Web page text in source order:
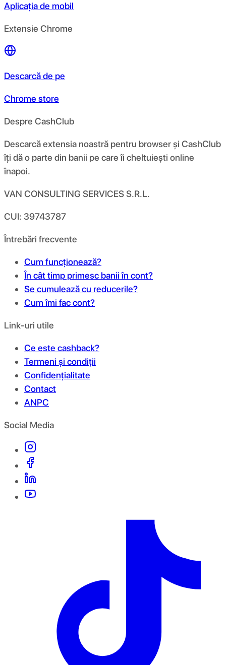
Aplicația de mobil
Extensie Chrome
Descarcă de pe
Chrome store
Despre CashClub
Descarcă extensia noastră pentru browser și CashClub
îți dă o parte din banii pe care îi cheltuiești online
înapoi.
VAN CONSULTING SERVICES S.R.L.
CUI: 39743787
Întrebări frecvente
Cum funcționează?
În cât timp primesc banii în cont?
Se cumulează cu reducerile?
Cum îmi fac cont?
Link-uri utile
Ce este cashback?
Termeni și condiții
Confidențialitate
Contact
ANPC
Social Media